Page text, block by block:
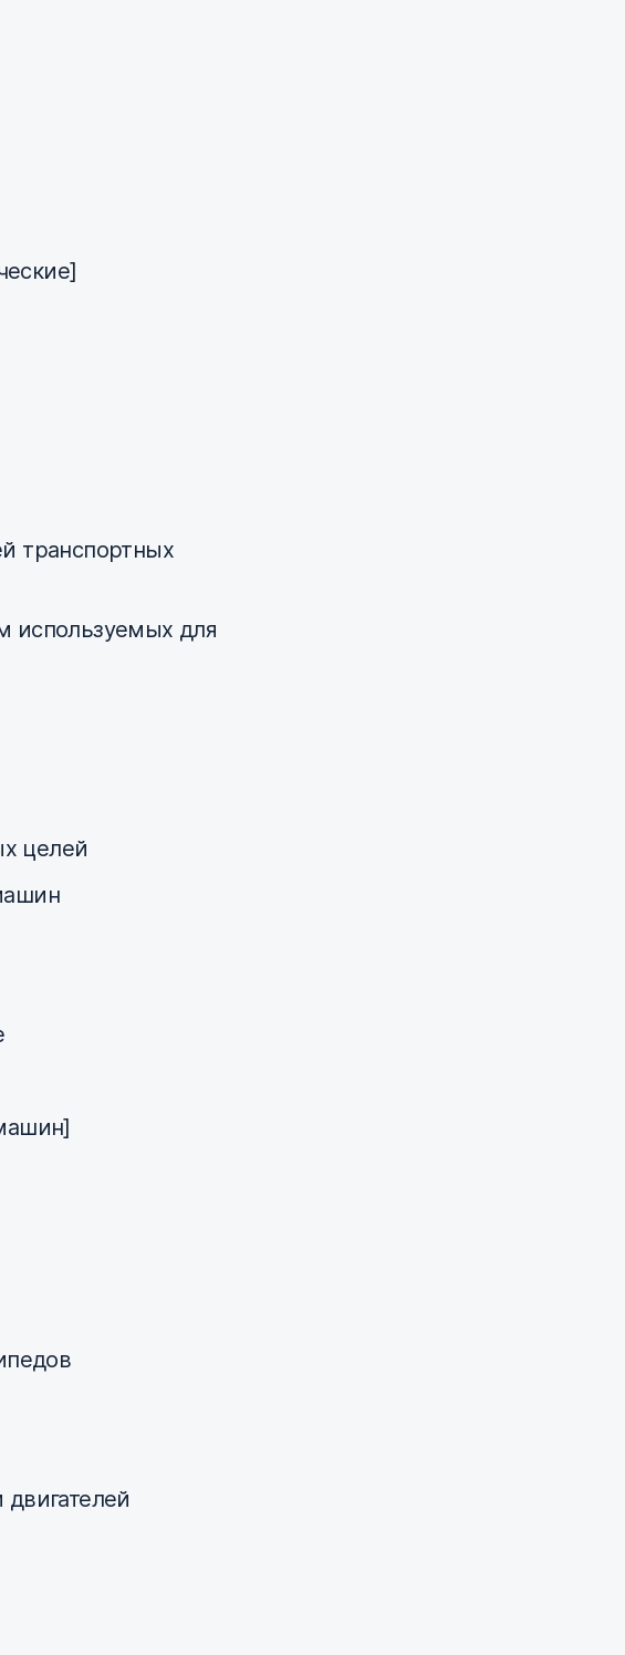
транспортных
используемых для
целей